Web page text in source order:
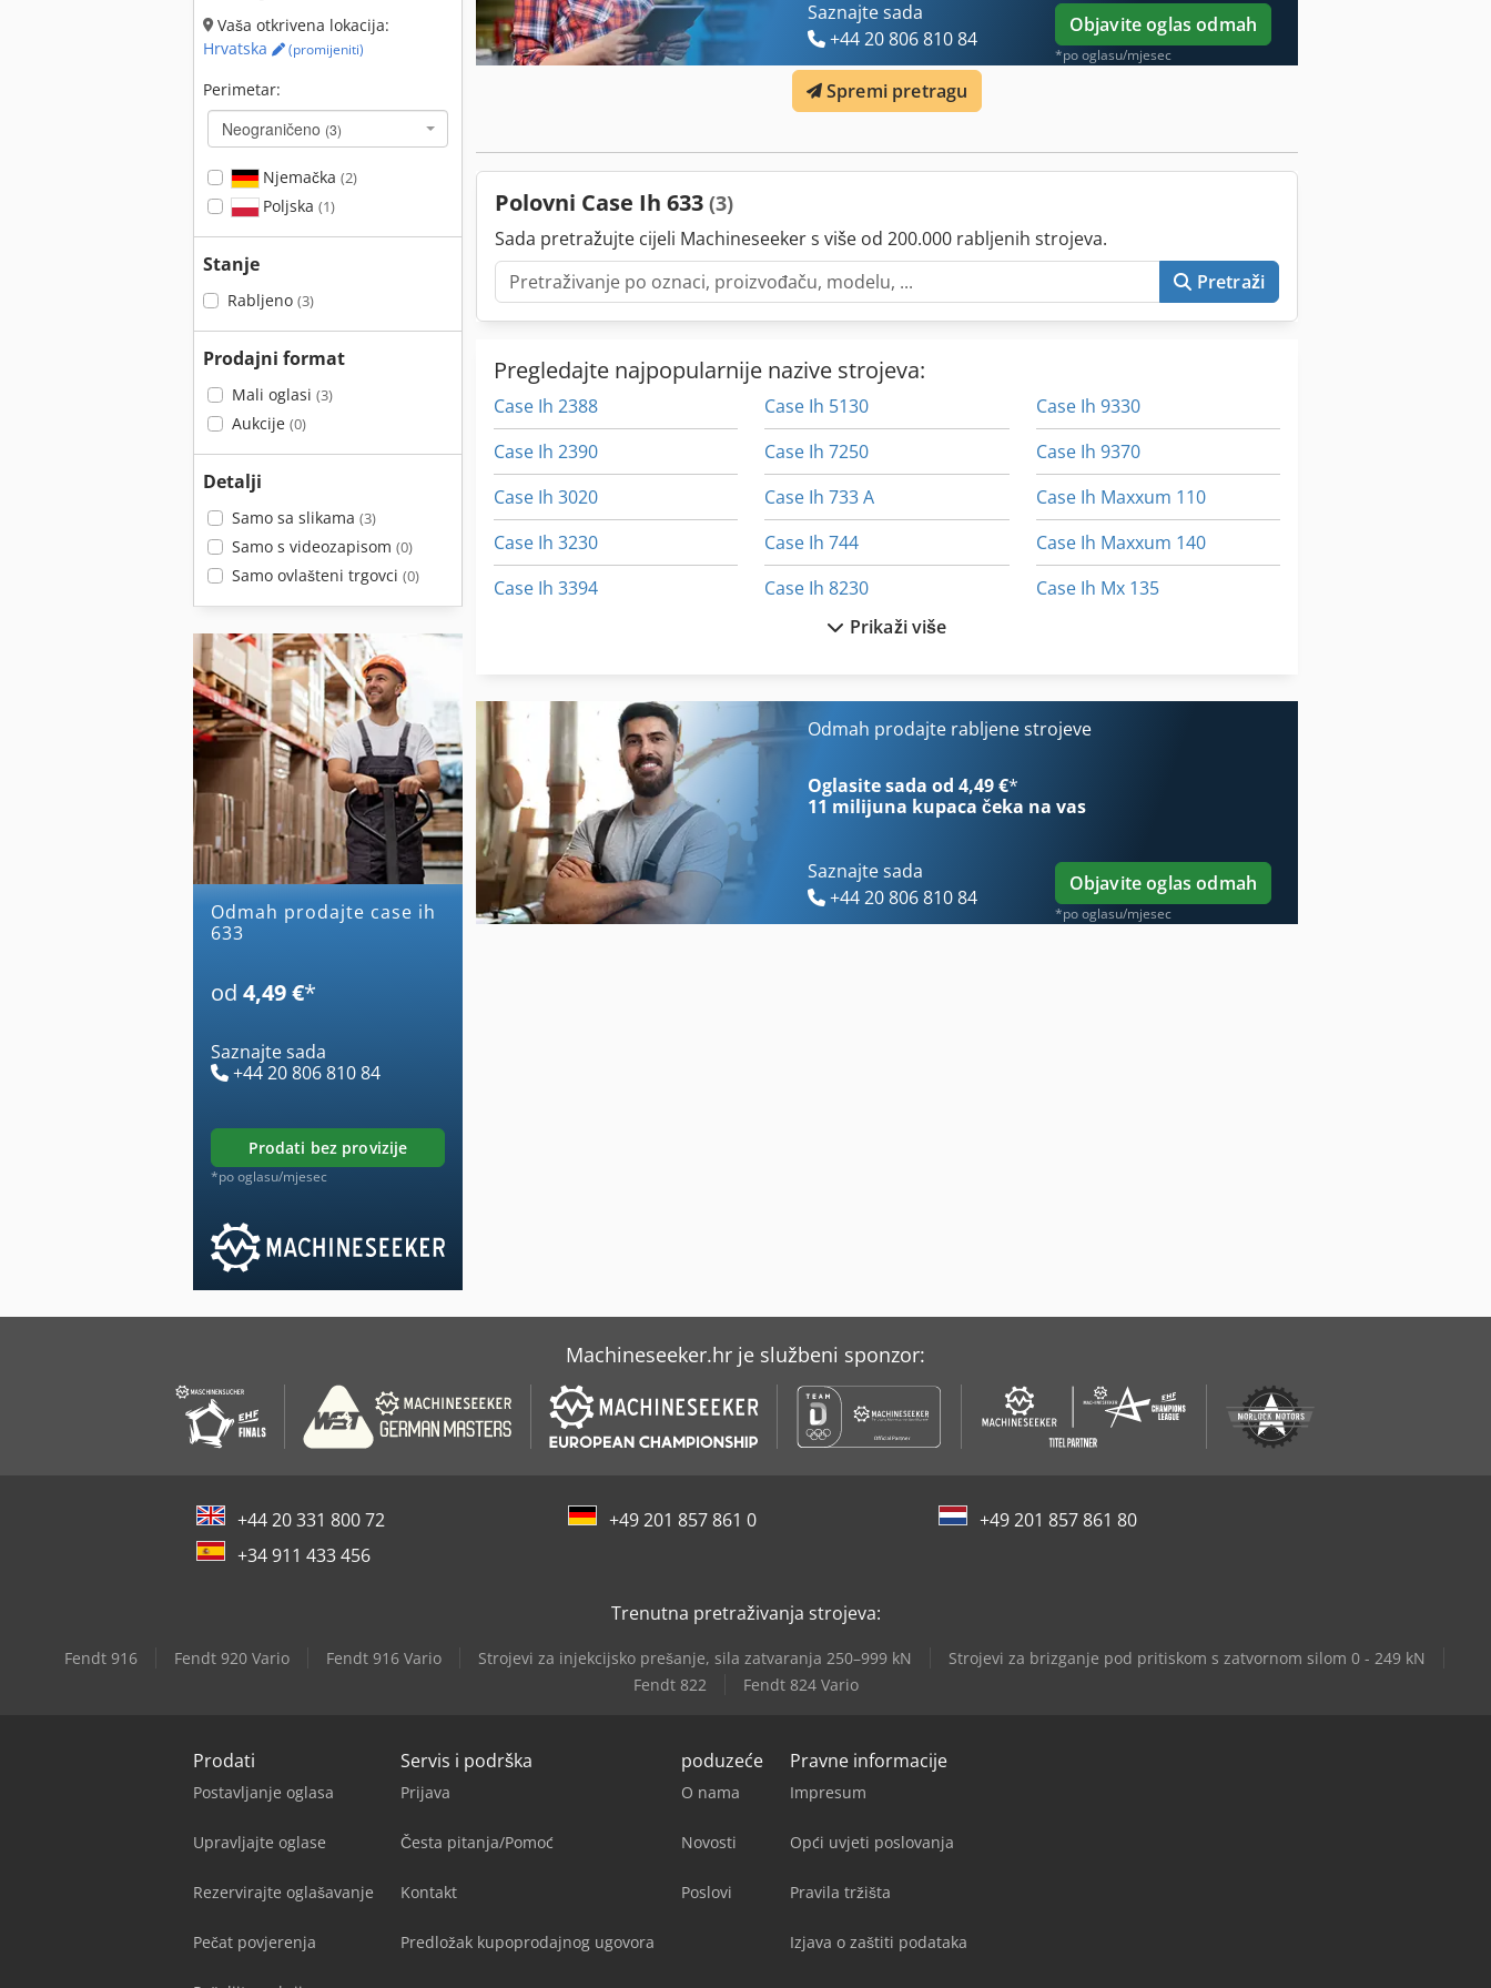
Vaša otkrivena lokacija:
Hrvatska
(promijeniti)
Perimetar:
Neograničeno (3)
Njemačka (2)
Poljska (1)
Stanje
Rabljeno (3)
Prodajni format
Mali oglasi (3)
Aukcije (0)
Detalji
Samo sa slikama (3)
Samo s videozapisom (0)
Samo ovlašteni trgovci (0)
Odmah prodajte case ih
633
od 4,49 €*
Saznajte sada
+44 20 806 810 84
prodati bez provizije
*po oglasu/mjesec
Saznajte sada
+44 20 806 810 84
Objavite oglas odmah
*po oglasu/mjesec
Spremi pretragu
Polovni Case Ih 633 (3)
Sada pretražujte cijeli Machineseeker s više od 200.000 rabljenih strojeva.
Pretraži
Pregledajte najpopularnije nazive strojeva:
Case Ih 2388
Case Ih 2390
Case Ih 3020
Case Ih 3230
Case Ih 3394
Case Ih 4230
Case Ih 4420
Case Ih 5130
Case Ih 7250
Case Ih 733 A
Case Ih 744
Case Ih 8230
Case Ih 833 A
Case Ih 8930
Case Ih 9330
Case Ih 9370
Case Ih Maxxum 110
Case Ih Maxxum 140
Case Ih Mx 135
Prikaži više
Odmah prodajte rabljene strojeve
Oglasite sada od 4,49 €*
11 milijuna kupaca čeka na vas
Saznajte sada
+44 20 806 810 84
Objavite oglas odmah
*po oglasu/mjesec
Machineseeker.hr je službeni sponzor:
+44 20 331 800 72 +49 201 857 861 0
+49 201 857 861 80
+34 911 433 456
Trenutna pretraživanja strojeva:
Fendt 916 Fendt 920 Vario Fendt 916 Vario Strojevi za injekcijsko prešanje, sila zatvaranja 250–999 kN
Strojevi za brizganje pod pritiskom s zatvornom silom 0 - 249 kN
Fendt 822
Fendt 824 Vario
Prodati
Postavljanje oglasa
Upravljajte oglase
Rezervirajte oglašavanje
Pečat povjerenja
Servis i podrška
Prijava
Česta pitanja/Pomoć
Kontakt
Predložak kupoprodajnog ugovora
poduzeće
O nama
Novosti
Poslovi
Pravne informacije
Impresum
Opći uvjeti poslovanja
Pravila tržišta
Izjava o zaštiti podataka